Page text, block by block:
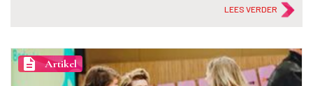
LEES VERDER
description Artikel